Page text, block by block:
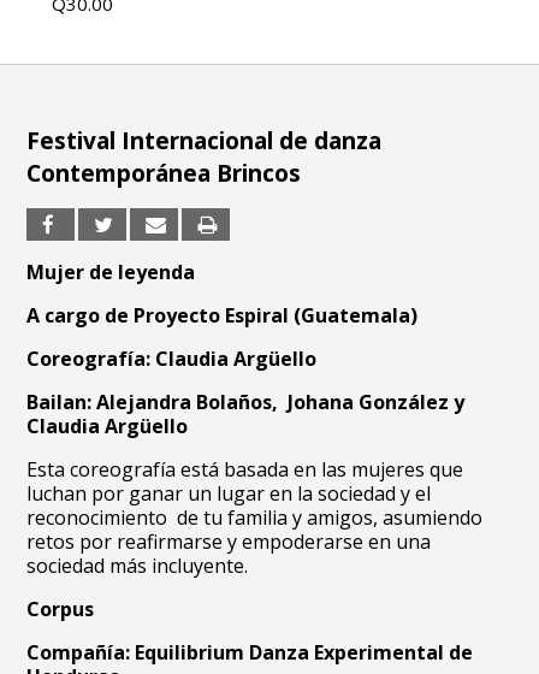
Festival Internacional de danza
Contemporánea Brincos
Mujer de leyenda
A cargo de Proyecto Espiral (Guatemala)
Coreografía: Claudia Argüello
Bailan: Alejandra Bolaños, Johana González y
Claudia Argüello
Esta coreografía está basada en las mujeres que
luchan por ganar un lugar en la sociedad y el
reconocimiento de tu familia y amigos, asumiendo
retos por reafirmarse y empoderarse en una
sociedad más incluyente.
Corpus
Compañía: Equilibrium Danza Experimental de